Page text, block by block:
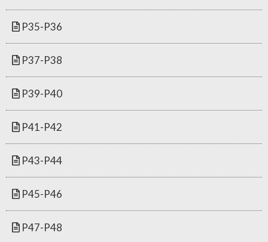
P35-P36
P37-P38
P39-P40
P41-P42
P43-P44
P45-P46
P47-P48